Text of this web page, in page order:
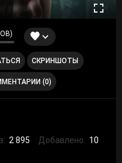
СКРИНШОТЫ
(0)
2 895 Добавлено: 10